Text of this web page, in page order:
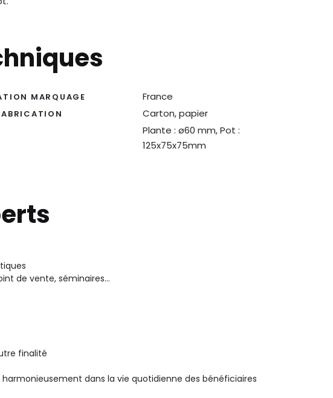
MARQUAGE France
Carton, papier
Plante : ø60 mm, Pot :
125x75x75mm
de vente, séminaires…
finalité
dans la vie quotidienne des bénéficiaires